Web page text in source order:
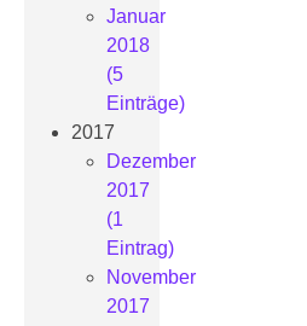
Januar
2018
(5
Einträge)
2017
Dezember
2017
(1
Eintrag)
November
2017